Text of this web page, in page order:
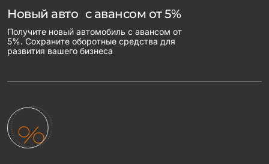
Новый авто с авансом от 5%
Получите новый автомобиль с авансом от
5%. Сохраните оборотные средства для
развития вашего бизнеса